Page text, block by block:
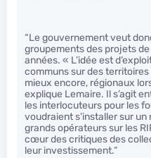
“Le gouvernement veut
groupements des projets
années. « L’idée est
communs sur des
mieux encore, régionaux
explique Lemaire. Il s’agit
les interlocuteurs pour les
voudraient s’installer sur un
grands opérateurs sur les
cœur des critiques des
leur investissement.”